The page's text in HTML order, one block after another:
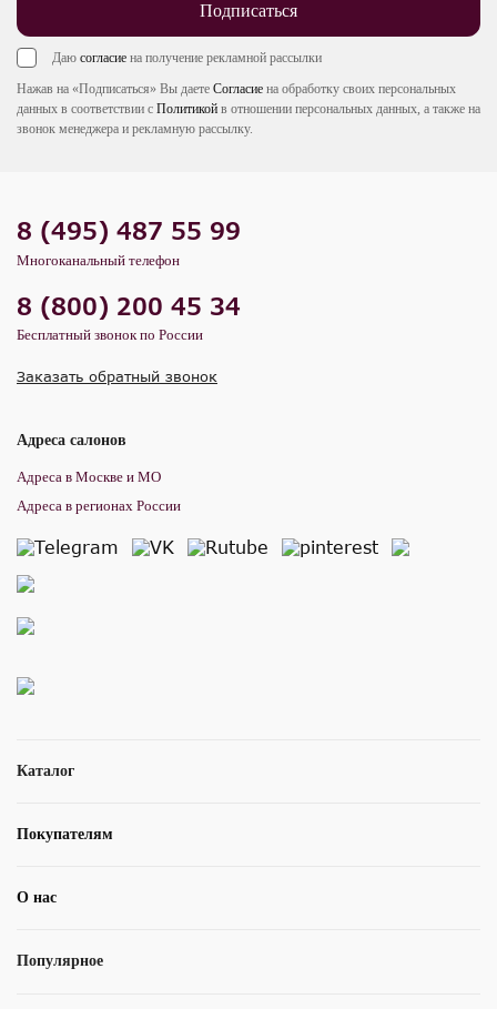
Подписаться
Даю согласие на получение рекламной рассылки
Нажав на «Подписаться» Вы даете Согласие на обработку своих персональных
данных в соответствии с Политикой в отношении персональных данных, а также на
звонок менеджера и рекламную рассылку.
Каталог
Покупателям
О нас
Популярное
8 (495) 487 55 99
Многоканальный телефон
8 (800) 200 45 34
Бесплатный звонок по России
Заказать обратный звонок
Адреса салонов
Адреса в Москве и МО
Адреса в регионах России